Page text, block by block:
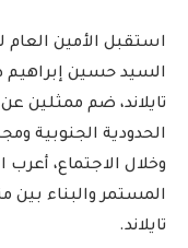
استقبل الأمين العام
السيد حسين إبراهيم
تايلاند، ضم ممثلين عن
الحدودية الجنوبية
وخلال الاجتماع، أعرب
المستمر والبناء بين
تايلاند.